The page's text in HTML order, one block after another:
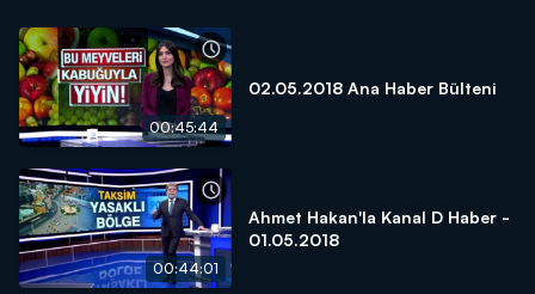
00:45:44
02.05.2018 Ana Haber Bülteni
00:44:01
Ahmet Hakan'la Kanal D Haber -
01.05.2018